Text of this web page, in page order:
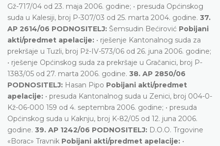
Gž-717/04 od 23. maja 2006. godine; • presuda Općinskog
suda u Kalesiji, broj P-307/03 od 25. marta 2004. godine. 37.
AP 2614/06 PODNOSITELJ: Šemsudin Bećirović Pobijani
akti/predmet apelacije: • rješenje Kantonalnog suda za
prekršaje u Tuzli, broj Pž-IV-573/06 od 26. juna 2006. godine;
• rješenje Općinskog suda za prekršaje u Gračanici, broj P-
1383/05 od 27. marta 2006. godine. 38. AP 2850/06
PODNOSITELJ: Hasan Pipo Pobijani akti/predmet
apelacije: • presuda Kantonalnog suda u Zenici, broj 004-0-
Kž-06-000 159 od 4. septembra 2006. godine; • presuda
Općinskog suda u Kaknju, broj K-82/05 od 12. juna 2006.
godine. 39. AP 1242/06 PODNOSITELJ: D.O.O. Trgovine
«Borac» Travnik Pobijani akti/predmet apelacije: •